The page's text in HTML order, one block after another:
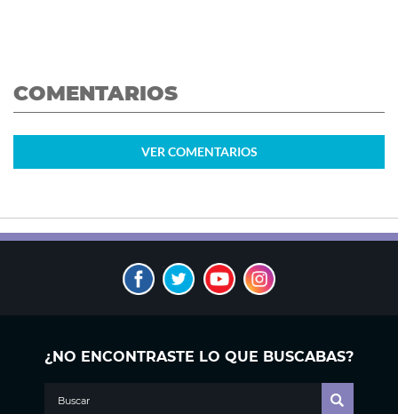
COMENTARIOS
VERCOMENTARIOS
¿NO ENCONTRASTE LO QUE BUSCABAS?